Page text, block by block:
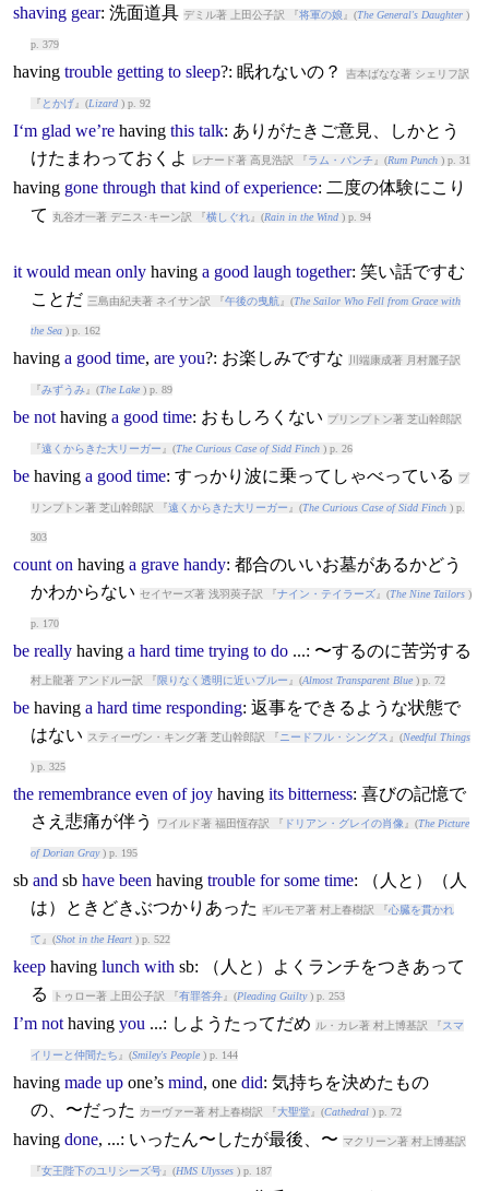
shaving gear: 洗面道具 デミル著 上田公子訳 『将軍の娘 』(The General's Daughter)
p. 379
having trouble getting to sleep?: 眠れないの？ 吉本ばなな著 シェリフ訳
『 とかげ』(Lizard) p. 92
I‘m glad we’re having this talk: ありがたきご意見、しかとう
けたまわっておくよ
レナード著 高見浩訳 『ラム・パンチ 』(Rum Punch) p. 31
having gone through that kind of experience: 二度の体験にこり
て
丸谷才一著 デニス･キーン訳 『横しぐれ 』(Rain in the Wind) p. 94
it would mean only having a good laugh together: 笑い話ですむ
ことだ 三島由紀夫著 ネイサン訳 『午後の曳航 』(The Sailor Who Fell from Grace with
the Sea) p. 162
having a good time, are you?: お楽しみですな 川端康成著 月村麗子訳
『みずうみ』(The Lake) p. 89
be not having a good time: おもしろくない プリンプトン著 芝山幹郎訳
『遠くからきた大リーガー 』(The Curious Case of Sidd Finch) p. 26
be having a good time: すっかり波に乗ってしゃべっている プ
リンプトン著 芝山幹郎訳 『遠くからきた大リーガー 』(The Curious Case of Sidd Finch) p.
303
count on having a grave handy: 都合のいいお墓があるかどう
かわからない セイヤーズ著 浅羽莢子訳 『ナイン・テイラーズ』(The Nine Tailors)
p. 170
be really having a hard time trying to do...: 〜するのに苦労する
村上龍著 アンドルー訳 『限りなく透明に近いブルー 』(Almost Transparent Blue) p. 72
be having a hard time responding: 返事をできるような状態で
はない
スティーヴン・キング著 芝山幹郎訳 『 ニードフル・シングス 』(Needful Things
) p. 325
the remembrance even of joy having its bitterness: 喜びの記憶で
さえ悲痛が伴う
ワイルド著 福田恆存訳 『 ドリアン・グレイの肖像 』(The Picture
of Dorian Gray) p. 195
sb and sb have been having trouble for some time: （人と）（人
は）ときどきぶつかりあった
ギルモア著 村上春樹訳 『心臓を貫かれ
て 』(Shot in the Heart) p. 522
keep having lunch with sb: （人と）よくランチをつきあって
る
トゥロー著 上田公子訳 『有罪答弁』(Pleading Guilty) p. 253
I’m not having you ...: しようたってだめ ル・カレ著 村上博基訳 『スマ
イリーと仲間たち 』(Smiley's People) p. 144
having made upone’s mind, one did: 気持ちを決めたもの
の、〜だった
カーヴァー著 村上春樹訳 『大聖堂』(Cathedral) p. 72
having done, ...: いったん〜したが最後、〜 マクリーン著 村上博基訳
『女王陛下のユリシーズ号』(HMS Ulysses) p. 187